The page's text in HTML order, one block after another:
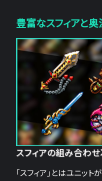
豊富なスフィアと
スフィアの組み合わ
「スフィア」とはユニッ